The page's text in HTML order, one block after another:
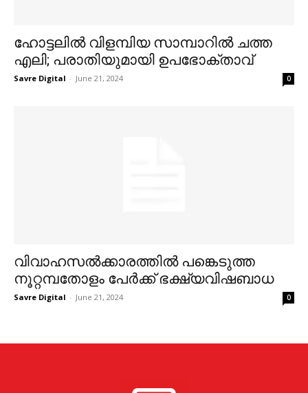
ഹോട്ടലില്‍ വിളമ്പിയ സാമ്പാറില്‍ ചത്ത
എലി; പരാതിയുമായി ഉപഭോക്താവ്
Savre Digital - June 21, 2024 0
വിവാഹസല്‍ക്കാരത്തില്‍ പങ്കെടുത്ത
നൂറ്റമ്പതോളം പേര്‍ക്ക് ഭക്ഷ്യവിഷബാധ
Savre Digital - June 21, 2024 0